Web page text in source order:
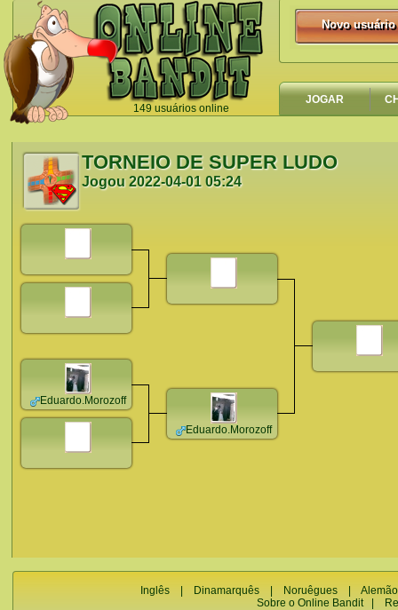
149 usuários online
`
Novo usuário
Novo usuário
JOGAR
TORNEIO DE SUPER LUDO
Jogou2022-04-01 05:24
Eduardo.Morozoff
Eduardo.Morozoff
Inglês Dinamarquês Noruêgues
Alemão
Sobre o Online Bandit|